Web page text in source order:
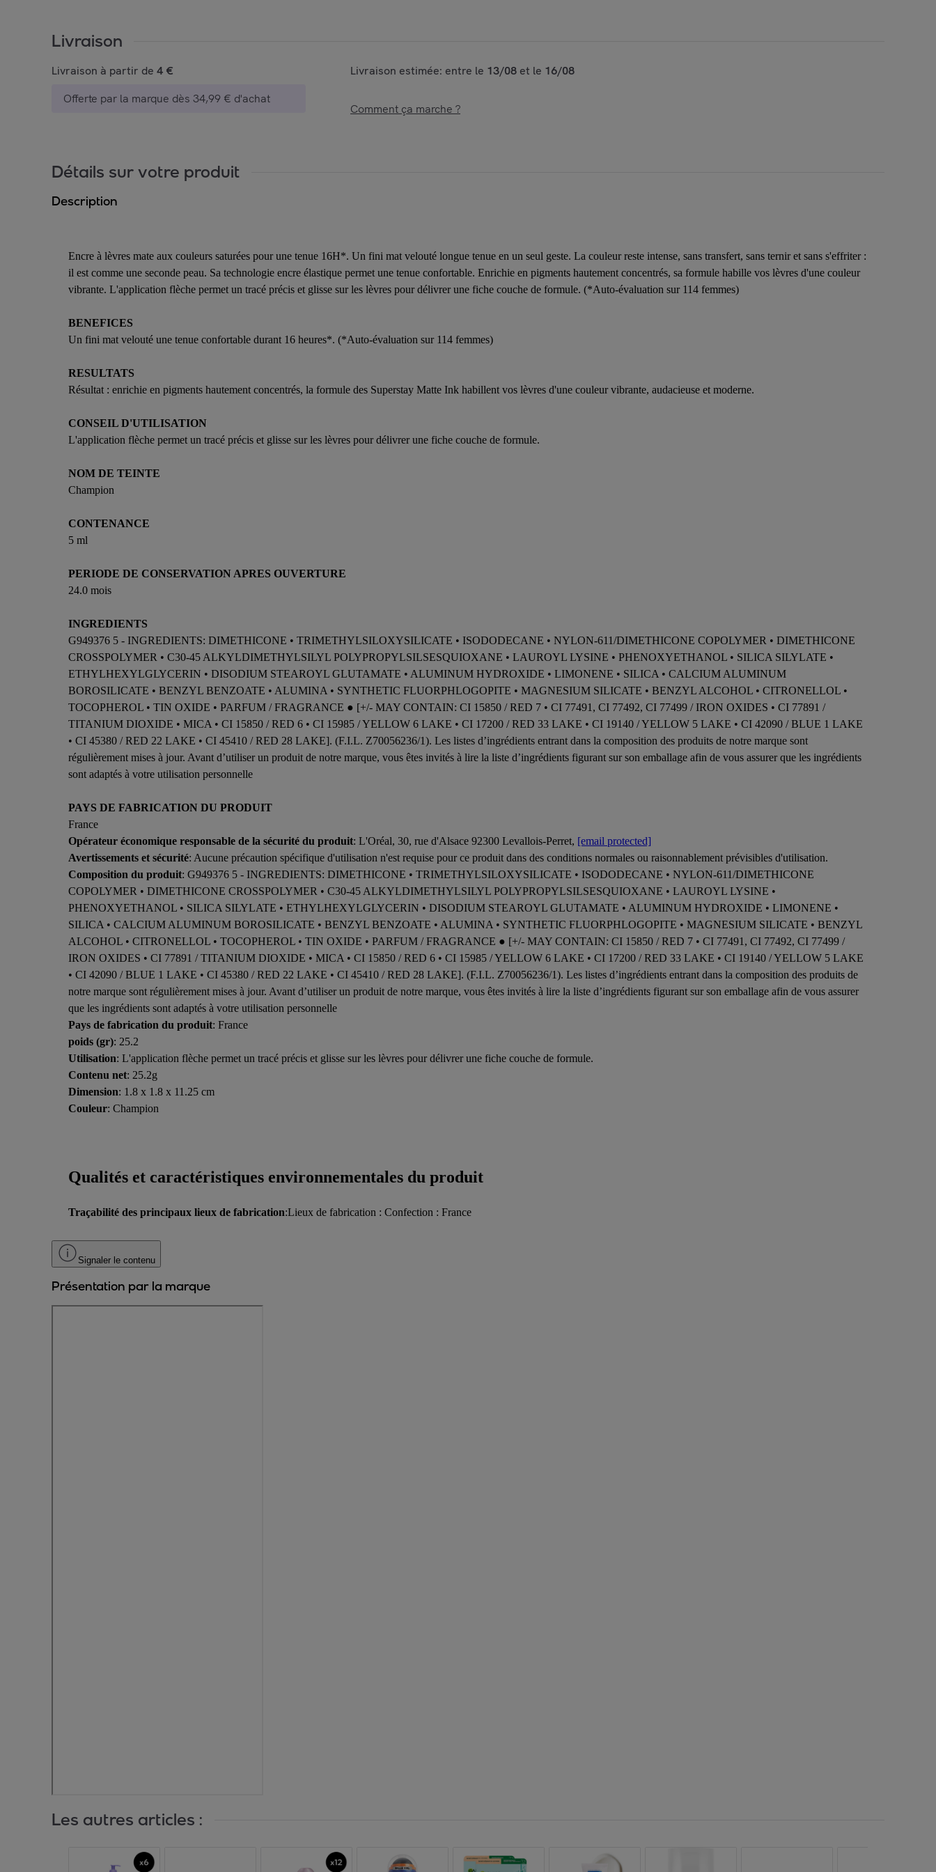
Livraison
Livraison à partir de 4 €
Offerte par la marque dès 34,99 € d'achat
Livraison estimée: entre le 13/08 et le 16/08
Comment ça marche ?
Détails sur votre produit
Description
Encre à lèvres mate aux couleurs saturées pour une tenue 16H*. Un fini mat velouté longue tenue en un seul geste. La couleur reste intense, sans transfert, sans ternir et sans s'effriter :
il est comme une seconde peau. Sa technologie encre élastique permet une tenue confortable. Enrichie en pigments hautement concentrés, sa formule habille vos lèvres d'une couleur
vibrante. L'application flèche permet un tracé précis et glisse sur les lèvres pour délivrer une fiche couche de formule. (*Auto-évaluation sur 114 femmes)
BENEFICES
Un fini mat velouté une tenue confortable durant 16 heures*. (*Auto-évaluation sur 114 femmes)
RESULTATS
Résultat : enrichie en pigments hautement concentrés, la formule des Superstay Matte Ink habillent vos lèvres d'une couleur vibrante, audacieuse et moderne.
CONSEIL D'UTILISATION
L'application flèche permet un tracé précis et glisse sur les lèvres pour délivrer une fiche couche de formule.
NOM DE TEINTE
Champion
CONTENANCE
5 ml
PERIODE DE CONSERVATION APRES OUVERTURE
24.0 mois
INGREDIENTS
G949376 5 - INGREDIENTS: DIMETHICONE • TRIMETHYLSILOXYSILICATE • ISODODECANE • NYLON-611/DIMETHICONE COPOLYMER • DIMETHICONE
CROSSPOLYMER • C30-45 ALKYLDIMETHYLSILYL POLYPROPYLSILSESQUIOXANE • LAUROYL LYSINE • PHENOXYETHANOL • SILICA SILYLATE •
ETHYLHEXYLGLYCERIN • DISODIUM STEAROYL GLUTAMATE • ALUMINUM HYDROXIDE • LIMONENE • SILICA • CALCIUM ALUMINUM
BOROSILICATE • BENZYL BENZOATE • ALUMINA • SYNTHETIC FLUORPHLOGOPITE • MAGNESIUM SILICATE • BENZYL ALCOHOL • CITRONELLOL •
TOCOPHEROL • TIN OXIDE • PARFUM / FRAGRANCE ● [+/- MAY CONTAIN: CI 15850 / RED 7 • CI 77491, CI 77492, CI 77499 / IRON OXIDES • CI 77891 /
TITANIUM DIOXIDE • MICA • CI 15850 / RED 6 • CI 15985 / YELLOW 6 LAKE • CI 17200 / RED 33 LAKE • CI 19140 / YELLOW 5 LAKE • CI 42090 / BLUE 1 LAKE
• CI 45380 / RED 22 LAKE • CI 45410 / RED 28 LAKE]. (F.I.L. Z70056236/1). Les listes d’ingrédients entrant dans la composition des produits de notre marque sont
régulièrement mises à jour. Avant d’utiliser un produit de notre marque, vous êtes invités à lire la liste d’ingrédients figurant sur son emballage afin de vous assurer que les ingrédients
sont adaptés à votre utilisation personnelle
PAYS DE FABRICATION DU PRODUIT
France
Opérateur économique responsable de la sécurité du produit: L'Oréal, 30, rue d'Alsace 92300 Levallois-Perret, [email protected]
Avertissements et sécurité: Aucune précaution spécifique d'utilisation n'est requise pour ce produit dans des conditions normales ou raisonnablement prévisibles d'utilisation.
Composition du produit: G949376 5 - INGREDIENTS: DIMETHICONE • TRIMETHYLSILOXYSILICATE • ISODODECANE • NYLON-611/DIMETHICONE
COPOLYMER • DIMETHICONE CROSSPOLYMER • C30-45 ALKYLDIMETHYLSILYL POLYPROPYLSILSESQUIOXANE • LAUROYL LYSINE •
PHENOXYETHANOL • SILICA SILYLATE • ETHYLHEXYLGLYCERIN • DISODIUM STEAROYL GLUTAMATE • ALUMINUM HYDROXIDE • LIMONENE •
SILICA • CALCIUM ALUMINUM BOROSILICATE • BENZYL BENZOATE • ALUMINA • SYNTHETIC FLUORPHLOGOPITE • MAGNESIUM SILICATE • BENZYL
ALCOHOL • CITRONELLOL • TOCOPHEROL • TIN OXIDE • PARFUM / FRAGRANCE ● [+/- MAY CONTAIN: CI 15850 / RED 7 • CI 77491, CI 77492, CI 77499 /
IRON OXIDES • CI 77891 / TITANIUM DIOXIDE • MICA • CI 15850 / RED 6 • CI 15985 / YELLOW 6 LAKE • CI 17200 / RED 33 LAKE • CI 19140 / YELLOW 5 LAKE
• CI 42090 / BLUE 1 LAKE • CI 45380 / RED 22 LAKE • CI 45410 / RED 28 LAKE]. (F.I.L. Z70056236/1). Les listes d’ingrédients entrant dans la composition des produits de
notre marque sont régulièrement mises à jour. Avant d’utiliser un produit de notre marque, vous êtes invités à lire la liste d’ingrédients figurant sur son emballage afin de vous assurer
que les ingrédients sont adaptés à votre utilisation personnelle
Pays de fabrication du produit: France
poids (gr): 25.2
Utilisation: L'application flèche permet un tracé précis et glisse sur les lèvres pour délivrer une fiche couche de formule.
Contenu net: 25.2g
Dimension: 1.8 x 1.8 x 11.25 cm
Couleur: Champion
Qualités et caractéristiques environnementales du produit
Traçabilité des principaux lieux de fabrication:Lieux de fabrication : Confection : France
Signaler le contenu
Présentation par la marque
Les autres articles :